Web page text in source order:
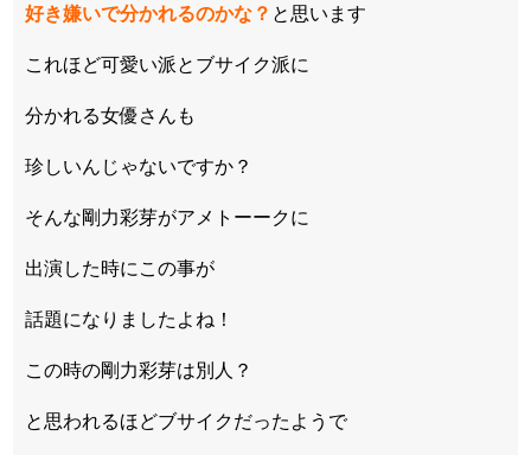
好き嫌いで分かれるのかな？ と思います
これほど可愛い派とブサイク派に
分かれる女優さんも
珍しいんじゃないですか？
そんな剛力彩芽がアメトーークに
出演した時にこの事が
話題になりましたよね！
この時の剛力彩芽は別人？
と思われるほどブサイクだったようで